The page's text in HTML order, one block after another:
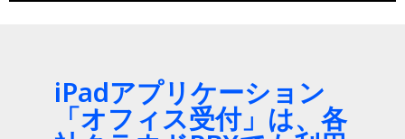
iPadアプリケーション
「オフィス受付」は、各